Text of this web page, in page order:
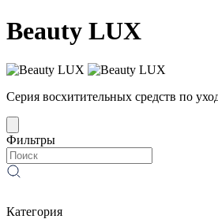
Beauty LUX
Серия восхитительных средств по
Фильтры
Категория